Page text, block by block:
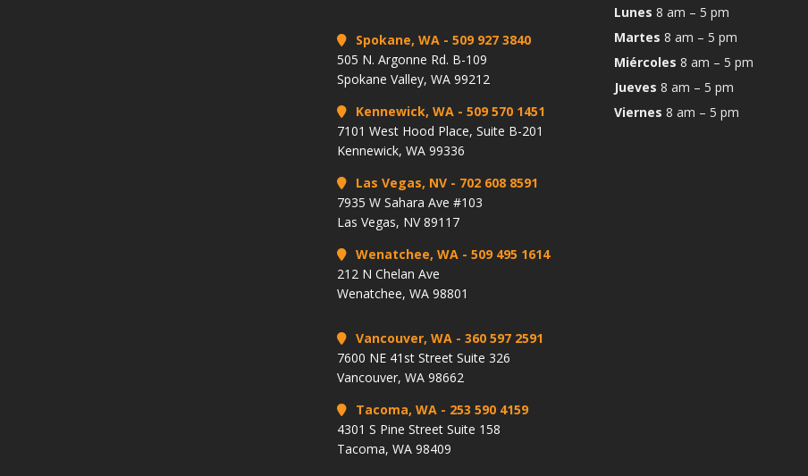
Spokane, WA - 509 927 3840
505 N. Argonne Rd. B-109
Spokane Valley, WA 99212
Kennewick, WA - 509 570 1451
7101 West Hood Place, Suite B-201
Kennewick, WA 99336
Las Vegas, NV - 702 608 8591
7935 W Sahara Ave #103
Las Vegas, NV 89117
Wenatchee, WA - 509 495 1614
212 N Chelan Ave
Wenatchee, WA 98801
Vancouver, WA - 360 597 2591
7600 NE 41st Street Suite 326
Vancouver, WA 98662
Tacoma, WA - 253 590 4159
4301 S Pine Street Suite 158
Tacoma, WA 98409
Lunes 8 am – 5 pm
Martes 8 am – 5 pm
Miércoles 8 am – 5 pm
Jueves 8 am – 5 pm
Viernes 8 am – 5 pm